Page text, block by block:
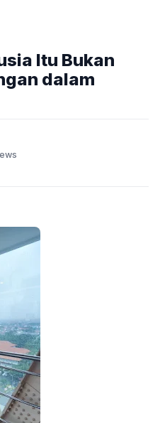
Itu Bukan
dalam